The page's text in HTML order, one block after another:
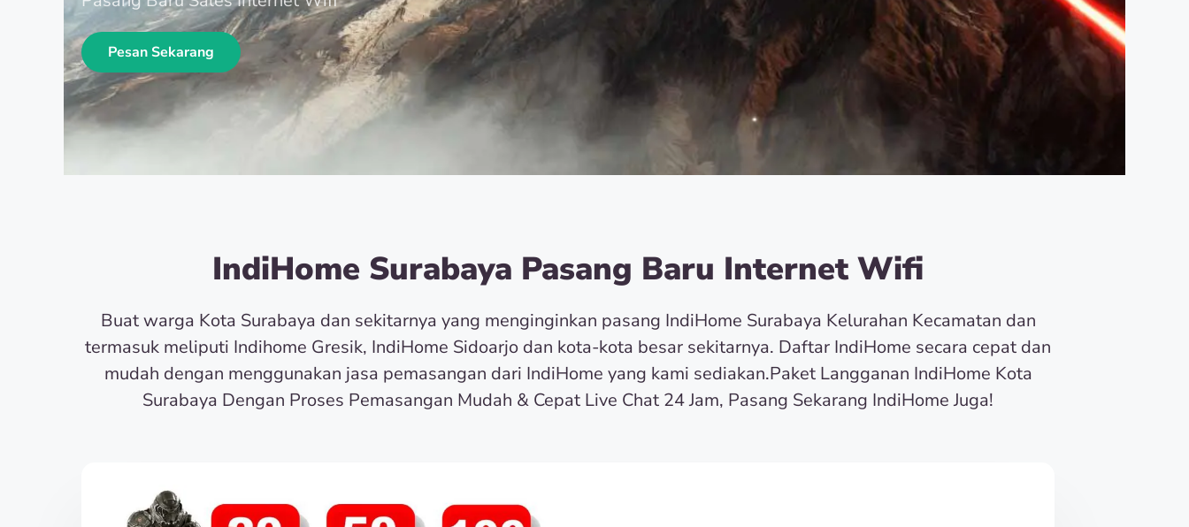
Pesan Sekarang
IndiHome Surabaya Pasang Baru Internet Wifi
Buat warga Kota Surabaya dan sekitarnya yang menginginkan pasang IndiHome Surabaya Kelurahan Kecamatan dan
termasuk meliputi Indihome Gresik, IndiHome Sidoarjo dan kota-kota besar sekitarnya. Daftar IndiHome secara cepat dan
mudah dengan menggunakan jasa pemasangan dari IndiHome yang kami sediakan.Paket Langganan IndiHome Kota
Surabaya Dengan Proses Pemasangan Mudah & Cepat Live Chat 24 Jam, Pasang Sekarang IndiHome Juga!